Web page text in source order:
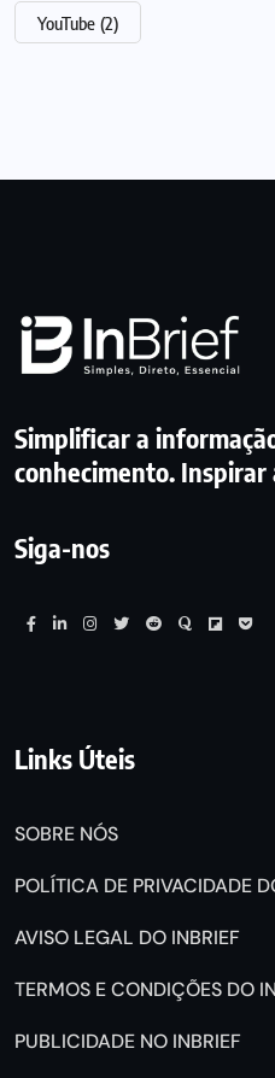
YouTube (2)
Simplificar a
conhecimento. Inspirar
Siga-nos
Links Úteis
SOBRE NÓS
POLÍTICA DE PRIVACIDADE
AVISO LEGAL DO INBRIEF
TERMOS E CONDIÇÕES DO
PUBLICIDADE NO INBRIEF